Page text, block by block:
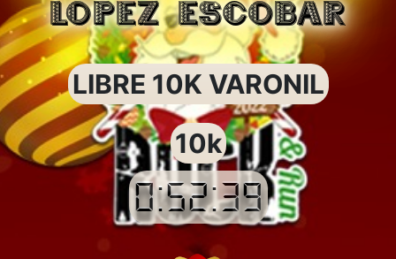
LOPEZ ESCOBAR
LIBRE 10K VARONIL
10k
0:52:39